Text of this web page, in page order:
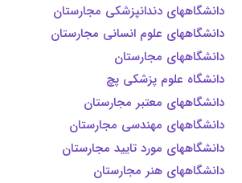
دانشگاههای دندانپزشکی مجارستان
دانشگاههای علوم انسانی مجارستان
دانشگاههای مجارستان
دانشگاه علوم پزشکی پچ
دانشگاههای معتبر مجارستان
دانشگاههای مهندسی مجارستان
دانشگاههای مورد تایيد مجارستان
دانشگاههای هنر مجارستان